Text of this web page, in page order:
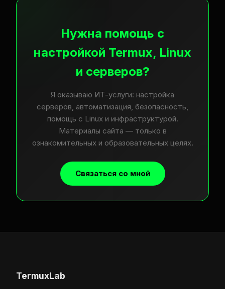
Нужна помощь с
настройкой Termux, Linux
и серверов?
Я оказываю ИТ-услуги: настройка
серверов, автоматизация, безопасность,
помощь с Linux и инфраструктурой.
Материалы сайта — только в
ознакомительных и образовательных целях.
Связаться со мной
TermuxLab